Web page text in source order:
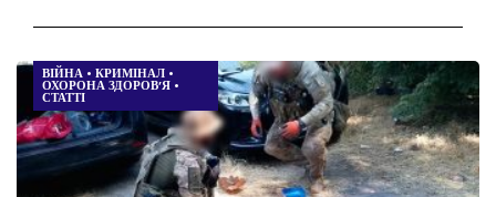
ВІЙНА • КРИМІНАЛ •
ОХОРОНА ЗДОРОВ’Я •
СТАТТІ